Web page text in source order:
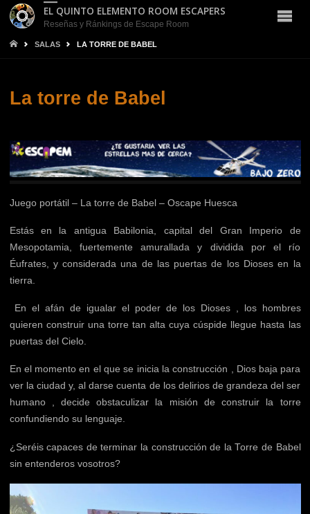
EL QUINTO ELEMENTO ROOM ESCAPERS
Reseñas y Ránkings de Escape Room
INICIOSALAS LA TORRE DE BABEL
La torre de Babel
Juego portátil – La torre de Babel – Oscape Huesca
Estás en la antigua Babilonia, capital del Gran Imperio de
Mesopotamia, fuertemente amurallada y dividida por el río
Éufrates, y considerada una de las puertas de los Dioses en la
tierra.
En el afán de igualar el poder de los Dioses , los hombres
quieren construir una torre tan alta cuya cúspide llegue hasta las
puertas del Cielo.
En el momento en el que se inicia la construcción , Dios baja para
ver la ciudad y, al darse cuenta de los delirios de grandeza del ser
humano , decide obstaculizar la misión de construir la torre
confundiendo su lenguaje.
¿Seréis capaces de terminar la construcción de la Torre de Babel
sin entenderos vosotros?